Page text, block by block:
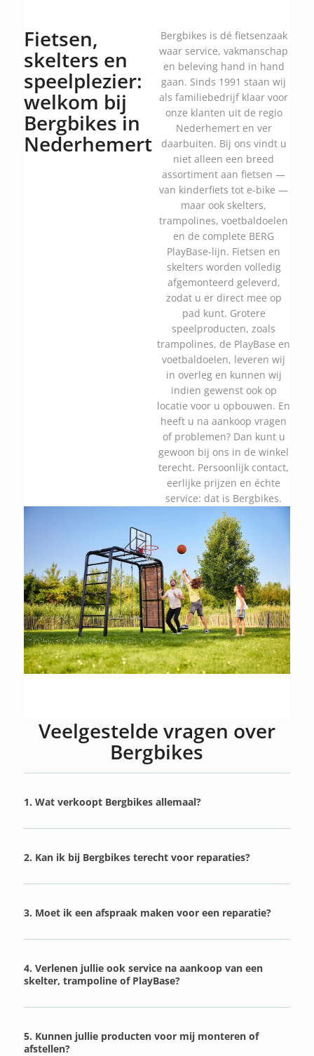
Fietsen,
skelters en
speelplezier:
welkom bij
Bergbikes in
Nederhemert
Bergbikes is dé fietsenzaak
waar service, vakmanschap
en beleving hand in hand
gaan. Sinds 1991 staan wij
als familiebedrijf klaar voor
onze klanten uit de regio
Nederhemert en ver
daarbuiten. Bij ons vindt u
niet alleen een breed
assortiment aan fietsen —
van kinderfiets tot e-bike —
maar ook skelters,
trampolines, voetbaldoelen
en de complete BERG
PlayBase-lijn. Fietsen en
skelters worden volledig
afgemonteerd geleverd,
zodat u er direct mee op
pad kunt. Grotere
speelproducten, zoals
trampolines, de PlayBase en
voetbaldoelen, leveren wij
in overleg en kunnen wij
indien gewenst ook op
locatie voor u opbouwen. En
heeft u na aankoop vragen
of problemen? Dan kunt u
gewoon bij ons in de winkel
terecht. Persoonlijk contact,
eerlijke prijzen en échte
service: dat is Bergbikes.
Veelgestelde vragen over
Bergbikes
1. Wat verkoopt Bergbikes allemaal?
2. Kan ik bij Bergbikes terecht voor reparaties?
3. Moet ik een afspraak maken voor een reparatie?
4. Verlenen jullie ook service na aankoop van een
skelter, trampoline of PlayBase?
5. Kunnen jullie producten voor mij monteren of
afstellen?